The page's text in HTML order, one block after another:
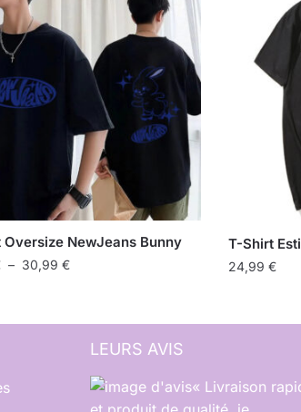
Oversize NewJeans Bunny
– 30,99 €
T-Shirt
24,99 €
LEURS AVIS
« Livraison